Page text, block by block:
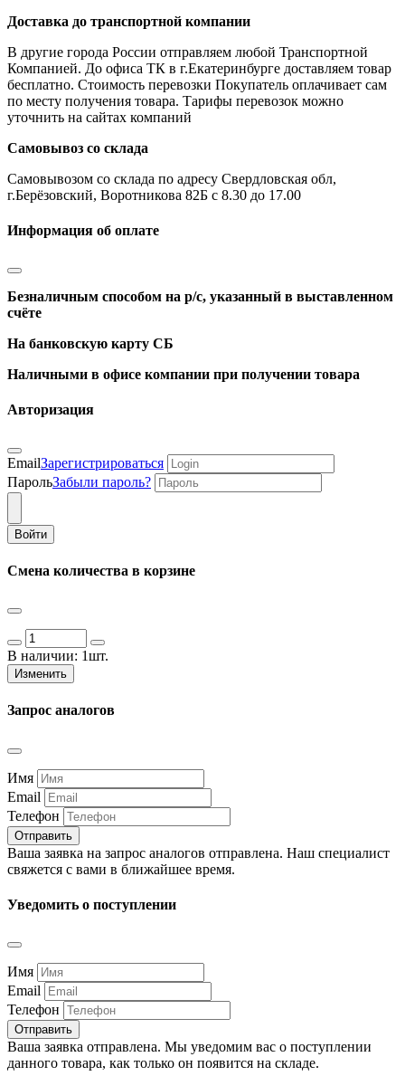
Доставка до транспортной компании
В другие города России отправляем любой Транспортной
Компанией. До офиса ТК в г.Екатеринбурге доставляем товар
бесплатно. Стоимость перевозки Покупатель оплачивает сам
по месту получения товара. Тарифы перевозок можно
уточнить на сайтах компаний
Самовывоз со склада
Самовывозом со склада по адресу Свердловская обл,
г.Берёзовский, Воротникова 82Б с 8.30 до 17.00
Информация об оплате
Безналичным способом на р/с, указанный в выставленном
счёте
На банковскую карту СБ
Наличными в офисе компании при получении товара
Авторизация
EmailЗарегистрироваться
ПарольЗабыли пароль?
Войти
Смена количества в корзине
В наличии: 1шт.
Изменить
Запрос аналогов
Имя
Email
Телефон
Отправить
Ваша заявка на запрос аналогов отправлена. Наш специалист
свяжется с вами в ближайшее время.
Уведомить о поступлении
Имя
Email
Телефон
Отправить
Ваша заявка отправлена. Мы уведомим вас о поступлении
данного товара, как только он появится на складе.